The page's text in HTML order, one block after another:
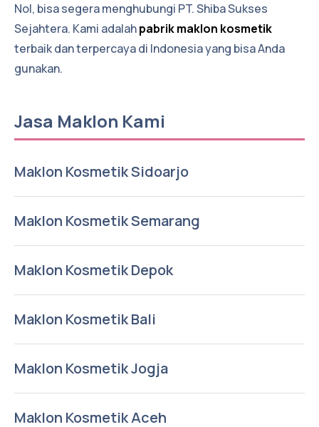
Nol, bisa segera menghubungi PT. Shiba Sukses
Sejahtera. Kami adalahpabrik maklon kosmetik
terbaik dan terpercaya di Indonesia yang bisa Anda
gunakan.
Jasa Maklon Kami
Maklon Kosmetik Sidoarjo
Maklon Kosmetik Semarang
Maklon Kosmetik Depok
Maklon Kosmetik Bali
Maklon Kosmetik Jogja
Maklon Kosmetik Aceh